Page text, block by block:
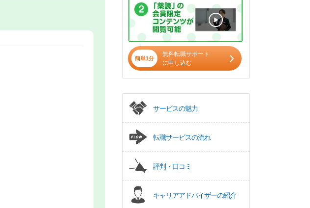
簡単1分
無料転職サポート
に申し込む
サービスの魅力
転職サービスの流れ
評判・口コミ
キャリアアドバイザーの紹介